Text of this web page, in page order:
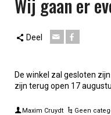
Wij gaan er
Deel
De winkel zal gesloten
zijn terug open 17
Maxim Cruydt Geen